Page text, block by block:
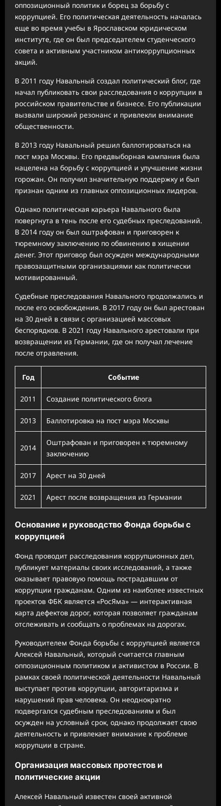
оппозиционный политик и борец за борьбу с
коррупцией. Его политическая деятельность началась
еще во время учебы в Ярославском юридическом
институте, где он был председателем студенческого
совета и активным участником антикоррупционных
акций.
В 2011 году Навальный создал политический блог, где
начал публиковать свои расследования о коррупции в
российском правительстве и бизнесе. Его публикации
вызвали широкий резонанс и привлекли внимание
общественности.
В 2013 году Навальный решил баллотироваться на
пост мэра Москвы. Его предвыборная кампания была
нацелена на борьбу с коррупцией и улучшение жизни
горожан. Он получил значительную поддержку и был
признан одним из главных оппозиционных лидеров.
Однако политическая карьера Навального была
повергнута в тень после его судебных преследований.
В 2014 году он был оштрафован и приговорен к
тюремному заключению по обвинению в хищении
денег. Этот приговор был осужден международными
правозащитными организациями как политически
мотивированный.
Судебные преследования Навального продолжались и
после его освобождения. В 2017 году он был арестован
на 30 дней в связи с организацией массовых
беспорядков. В 2021 году Навального арестовали при
возвращении из Германии, где он получал лечение
после отравления.
Год Событие
2011 Создание политического блога
2013 Баллотировка на пост мэра Москвы
2014
Оштрафован и приговорен к тюремному
заключению
2017 Арест на 30 дней
2021 Арест после возвращения из Германии
Основание и руководство Фонда борьбы с
коррупцией
Фонд проводит расследования коррупционных дел,
публикует материалы своих исследований, а также
оказывает правовую помощь пострадавшим от
коррупции гражданам. Одним из наиболее известных
проектов ФБК является «РосЯма» — интерактивная
карта дефектов дорог, которая позволяет гражданам
отслеживать и сообщать о проблемах на дорогах.
Руководителем Фонда борьбы с коррупцией является
Алексей Навальный, который считается главным
оппозиционным политиком и активистом в России. В
рамках своей политической деятельности Навальный
выступает против коррупции, авторитаризма и
нарушений прав человека. Он неоднократно
подвергался судебным преследованиям и был
осужден на условный срок, однако продолжает свою
деятельность и привлекает внимание к проблеме
коррупции в стране.
Организация массовых протестов и
политические акции
Алексей Навальный известен своей активной